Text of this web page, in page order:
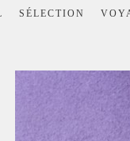
SÉLECTION